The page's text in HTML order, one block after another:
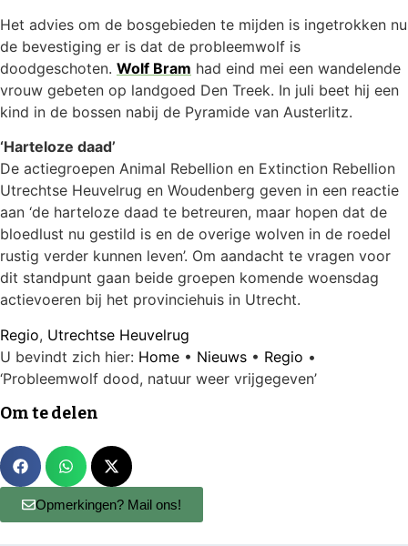
Het advies om de bosgebieden te mijden is ingetrokken nu
de bevestiging er is dat de probleemwolf is
doodgeschoten. Wolf Bram had eind mei een wandelende
vrouw gebeten op landgoed Den Treek. In juli beet hij een
kind in de bossen nabij de Pyramide van Austerlitz.
‘Harteloze daad’
De actiegroepen Animal Rebellion en Extinction Rebellion
Utrechtse Heuvelrug en Woudenberg geven in een reactie
aan ‘de harteloze daad te betreuren, maar hopen dat de
bloedlust nu gestild is en de overige wolven in de roedel
rustig verder kunnen leven’. Om aandacht te vragen voor
dit standpunt gaan beide groepen komende woensdag
actievoeren bij het provinciehuis in Utrecht.
Regio, Utrechtse Heuvelrug
U bevindt zich hier: Home • Nieuws • Regio •
‘Probleemwolf dood, natuur weer vrijgegeven’
Om te delen
Opmerkingen? Mail ons!